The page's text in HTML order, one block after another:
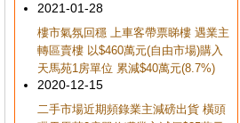
2021-01-28
樓市氣氛回穩 上車客帶票睇樓 遇業主
轉區賣樓 以$460萬元(自由市場)購入
天馬苑1房單位 累減$40萬元(8.7%)
2020-12-15
二手市場近期頻錄業主減磅出貨 橫頭